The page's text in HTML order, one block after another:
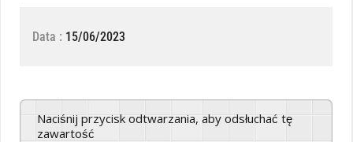
Data : 15/06/2023
Naciśnij przycisk odtwarzania, aby odsłuchać tę
zawartość